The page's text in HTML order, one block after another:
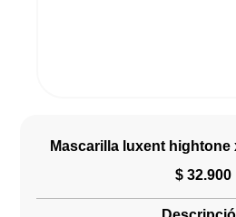
Mascarilla luxent hightone
$ 32.900